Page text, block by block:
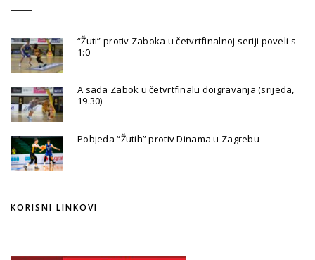
“Žuti” protiv Zaboka u četvrtfinalnoj seriji poveli s
1:0
A sada Zabok u četvrtfinalu doigravanja (srijeda,
19.30)
Pobjeda “Žutih” protiv Dinama u Zagrebu
KORISNI LINKOVI